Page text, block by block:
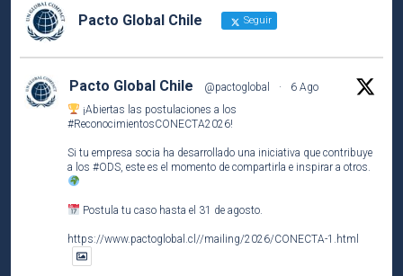
Pacto Global Chile Seguir
Pacto Global Chile @pactoglobal ·
6 Ago
¡Abiertas las postulaciones a los
#ReconocimientosCONECTA2026!
Si tu empresa socia ha desarrollado una iniciativa que contribuye
a los #ODS , este es el momento de compartirla e inspirar a otros.
Postula tu caso hasta el 31 de agosto.
https://www.pactoglobal.cl//mailing/2026/CONECTA-1.html